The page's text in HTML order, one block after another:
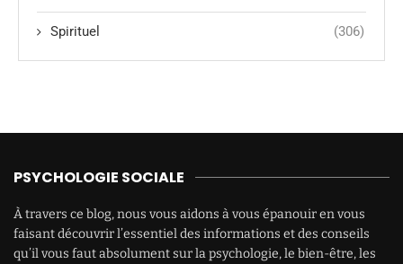
Spirituel (306)
PSYCHOLOGIE SOCIALE
À travers ce blog, nous vous aidons à vous épanouir en vous
faisant découvrir l’essentiel des informations et des conseils
qu’il vous faut absolument sur la psychologie, le bien-être, les